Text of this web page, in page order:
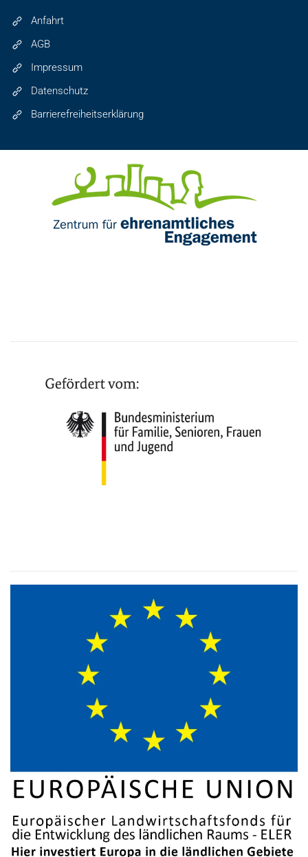
Anfahrt
AGB
Impressum
Datenschutz
Barrierefreiheitserklärung